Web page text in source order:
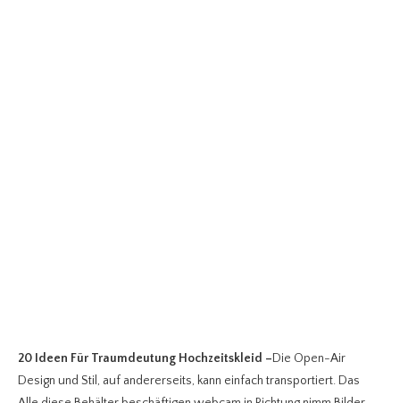
20 Ideen Für Traumdeutung Hochzeitskleid –Die Open-Air
Design und Stil, auf andererseits, kann einfach transportiert. Das